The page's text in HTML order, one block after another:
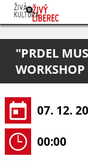
O projektu
Pořadatelé
"PRDEL
WORKSHOP
07. 12.
00:00